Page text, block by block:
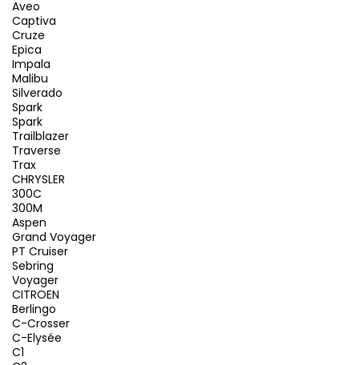
Aveo
Captiva
Cruze
Epica
Impala
Malibu
Silverado
Spark
Spark
Trailblazer
Traverse
Trax
CHRYSLER
300C
300M
Aspen
Grand Voyager
PT Cruiser
Sebring
Voyager
CITROEN
Berlingo
C-Crosser
C-Elysée
C1